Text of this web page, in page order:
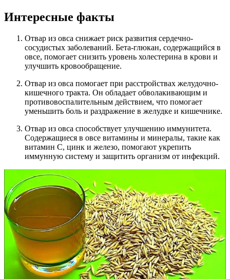
Интересные факты
Отвар из овса снижает риск развития сердечно-
сосудистых заболеваний. Бета-глюкан, содержащийся в
овсе, помогает снизить уровень холестерина в крови и
улучшить кровообращение.
Отвар из овса помогает при расстройствах желудочно-
кишечного тракта. Он обладает обволакивающим и
противовоспалительным действием, что помогает
уменьшить боль и раздражение в желудке и кишечнике.
Отвар из овса способствует улучшению иммунитета.
Содержащиеся в овсе витамины и минералы, такие как
витамин С, цинк и железо, помогают укрепить
иммунную систему и защитить организм от инфекций.